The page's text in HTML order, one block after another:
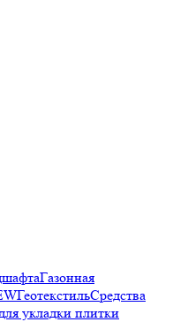
Газонная
ГеотекстильСредства
укладки плитки